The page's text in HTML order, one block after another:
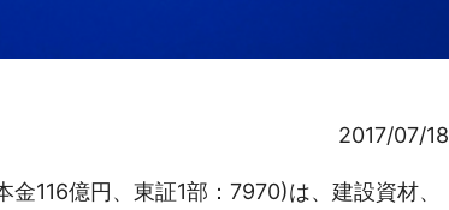
2017/07/18
116億円、東証1部：7970)は、建設資材、